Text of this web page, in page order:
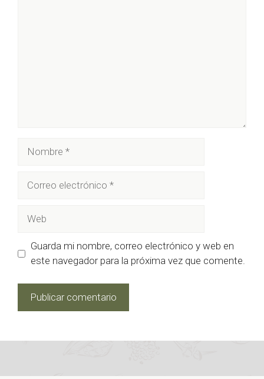
Guarda mi nombre, correo electrónico y web en
este navegador para la próxima vez que comente.